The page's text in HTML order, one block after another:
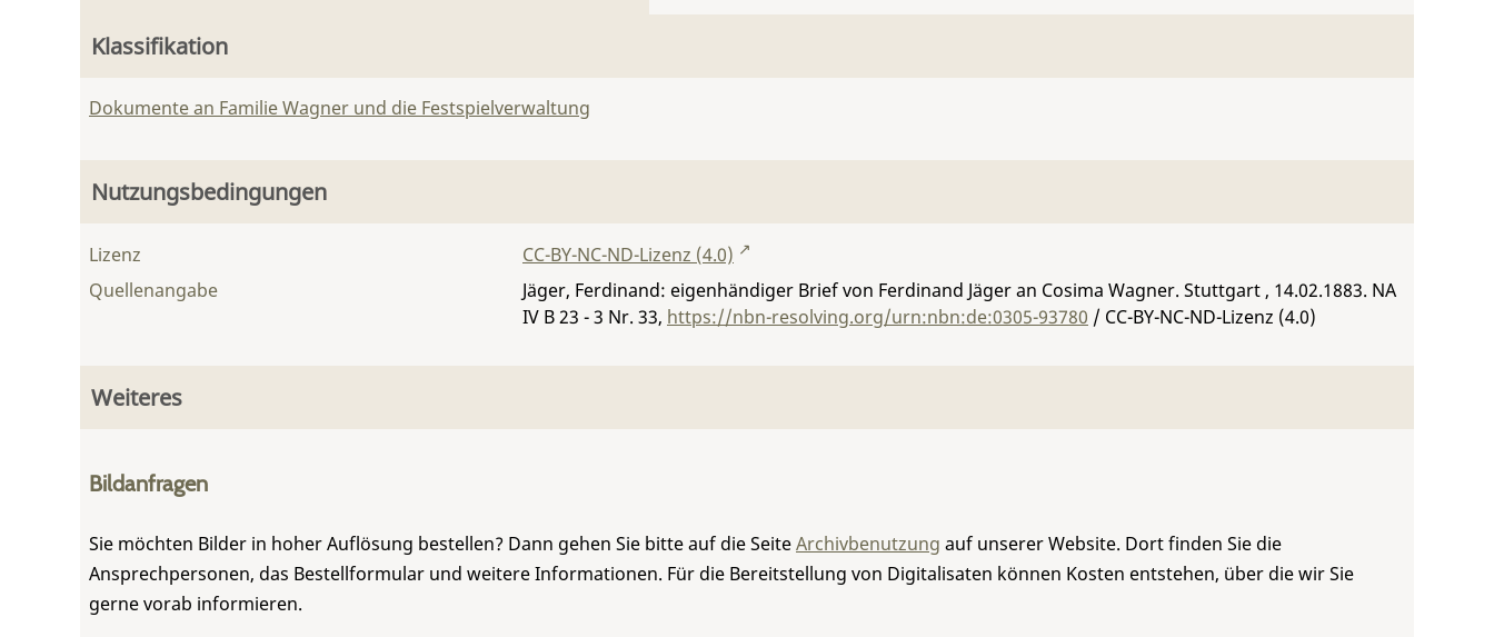
Klassifikation
Dokumente an Familie Wagner und die Festspielverwaltung
Nutzungsbedingungen
Lizenz
CC-BY-NC-ND-Lizenz (4.0)
Quellenangabe
Jäger, Ferdinand: eigenhändiger Brief von Ferdinand Jäger an Cosima Wagner. Stuttgart , 14.02.1883. NA
IV B 23 - 3 Nr. 33, https://nbn-resolving.org/urn:nbn:de:0305-93780 / CC-BY-NC-ND-Lizenz (4.0)
Weiteres
Bildanfragen
Sie möchten Bilder in hoher Auflösung bestellen? Dann gehen Sie bitte auf die SeiteArchivbenutzung auf unserer Website. Dort finden Sie die
Ansprechpersonen, das Bestellformular und weitere Informationen. Für die Bereitstellung von Digitalisaten können Kosten entstehen, über die wir Sie
gerne vorab informieren.